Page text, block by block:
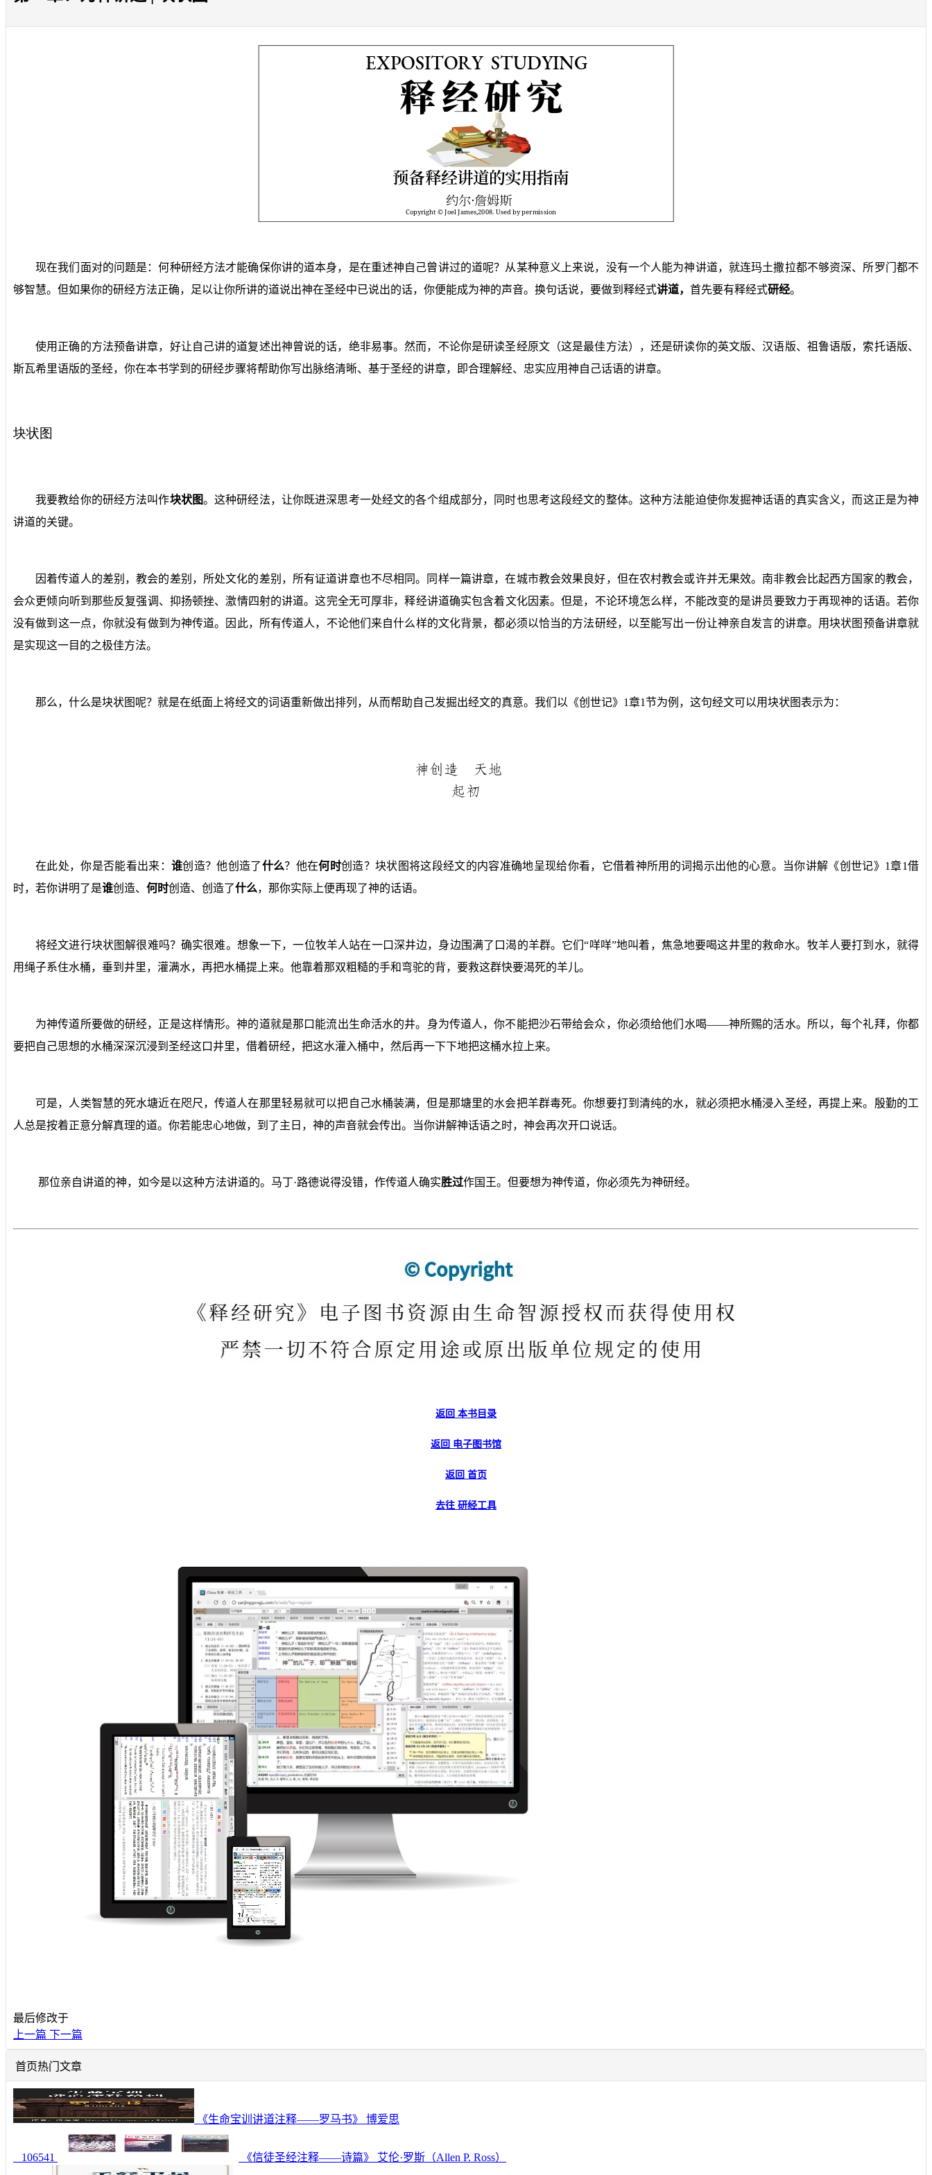
现在我们面对的问题是：何种研经方法才能确保你讲的道本身，是在重述神自己曾讲过的道呢？从某种意义上来说，没有一个人能为神讲道，就连玛土撒拉都不够资深、所罗门都不
够智慧。但如果你的研经方法正确，足以让你所讲的道说出神在圣经中已说出的话，你便能成为神的声音。换句话说，要做到释经式讲道， 首先要有释经式研经。
使用正确的方法预备讲章，好让自己讲的道复述出神曾说的话，绝非易事。然而，不论你是研读圣经原文（这是最佳方法），还是研读你的英文版、汉语版、祖鲁语版，索托语版、
斯瓦希里语版的圣经，你在本书学到的研经步骤将帮助你写出脉络清晰、基于圣经的讲章，即合理解经、忠实应用神自己话语的讲章。
块状图
我要教给你的研经方法叫作块状图。这种研经法，让你既进深思考一处经文的各个组成部分，同时也思考这段经文的整体。这种方法能迫使你发掘神话语的真实含义，而这正是为神
讲道的关键。
因着传道人的差别，教会的差别，所处文化的差别，所有证道讲章也不尽相同。同样一篇讲章，在城市教会效果良好，但在农村教会或许并无果效。南非教会比起西方国家的教会，
会众更倾向听到那些反复强调、抑扬顿挫、激情四射的讲道。这完全无可厚非，释经讲道确实包含着文化因素。但是，不论环境怎么样，不能改变的是讲员要致力于再现神的话语。若你
没有做到这一点，你就没有做到为神传道。因此，所有传道人，不论他们来自什么样的文化背景，都必须以恰当的方法研经，以至能写出一份让神亲自发言的讲章。用块状图预备讲章就
是实现这一目的之极佳方法。
那么，什么是块状图呢？就是在纸面上将经文的词语重新做出排列，从而帮助自己发掘出经文的真意。我们以《创世记》 1章1节为例，这句经文可以用块状图表示为：
在此处，你是否能看出来： 谁创造？他创造了什么？他在何时创造？块状图将这段经文的内容准确地呈现给你看，它借着神所用的词揭示出他的心意。当你讲解《创世记》 1章1借
时，若你讲明了是谁创造、 何时创造、创造了什么，那你实际上便再现了神的话语。
将经文进行块状图解很难吗？确实很难。想象一下，一位牧羊人站在一口深井边，身边围满了口渴的羊群。它们“咩咩”地叫着，焦急地要喝这井里的救命水。牧羊人要打到水，就得
用绳子系住水桶，垂到井里，灌满水，再把水桶提上来。他靠着那双粗糙的手和弯驼的背，要救这群快要渴死的羊儿。
为神传道所要做的研经，正是这样情形。神的道就是那口能流出生命活水的井。身为传道人，你不能把沙石带给会众，你必须给他们水喝——神所赐的活水。所以，每个礼拜，你都
要把自己思想的水桶深深沉浸到圣经这口井里，借着研经，把这水灌入桶中，然后再一下下地把这桶水拉上来。
可是，人类智慧的死水塘近在咫尺，传道人在那里轻易就可以把自己水桶装满，但是那塘里的水会把羊群毒死。你想要打到清纯的水，就必须把水桶浸入圣经，再提上来。殷勤的工
人总是按着正意分解真理的道。你若能忠心地做，到了主日，神的声音就会传出。当你讲解神话语之时，神会再次开口说话。
那位亲自讲道的神，如今是以这种方法讲道的。马丁·路德说得没错，作传道人确实胜过作国王。但要想为神传道，你必须先为神研经。
返回 本书目录
返回 电子图书馆
返回 首页
去往 研经工具
最后修改于
上一篇 下一篇
首页热门文章
《生命宝训讲道注释——罗马书》 博爱思
106541 《信徒圣经注释——诗篇》 艾伦·罗斯（Allen P. Ross）